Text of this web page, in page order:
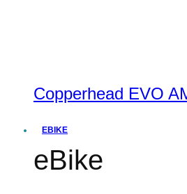
Copperhead EVO
EBIKE
eBike